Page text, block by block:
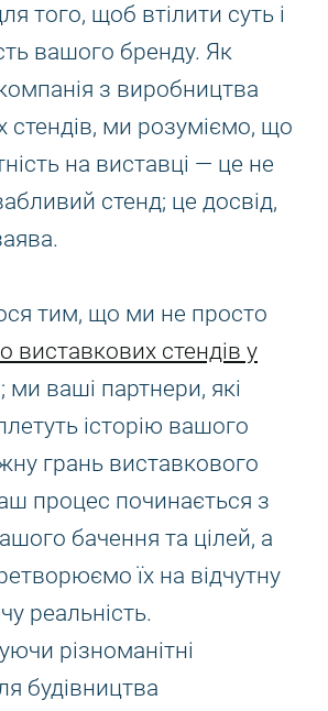
того, щоб втілити суть і
вашого бренду. Як
з виробництва
стендів, ми розуміємо, що
на виставці — це не
стенд; це досвід,
тим, що ми не просто
виставкових стендів у
; ми ваші партнери, які
історію вашого
грань виставкового
процес починається з
бачення та цілей, а
їх на відчутну
реальність.
різноманітні
будівництва